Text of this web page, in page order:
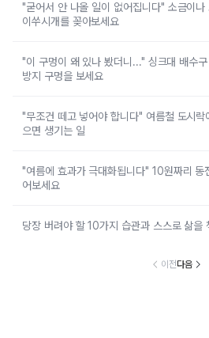
"굳어서 안 나올 일이 없어집니다" 소금이나
이쑤시개를 꽂아보세요
"이 구멍이 왜 있나 봤더니..." 싱크대 배수
방지 구멍을 보세요
"무조건 떼고 넣어야 합니다" 여름철 도시
으면 생기는 일
"여름에 효과가 극대화됩니다" 10원짜리 동
어보세요
당장 버려야 할 10가지 습관과 스스로 삶을
이전다음